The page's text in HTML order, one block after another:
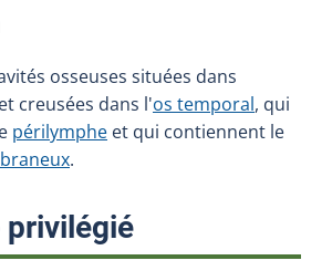
osseuses situées dans
et creusées dans l'os temporal, qui
périlymphe et qui contiennent le
.
privilégié: